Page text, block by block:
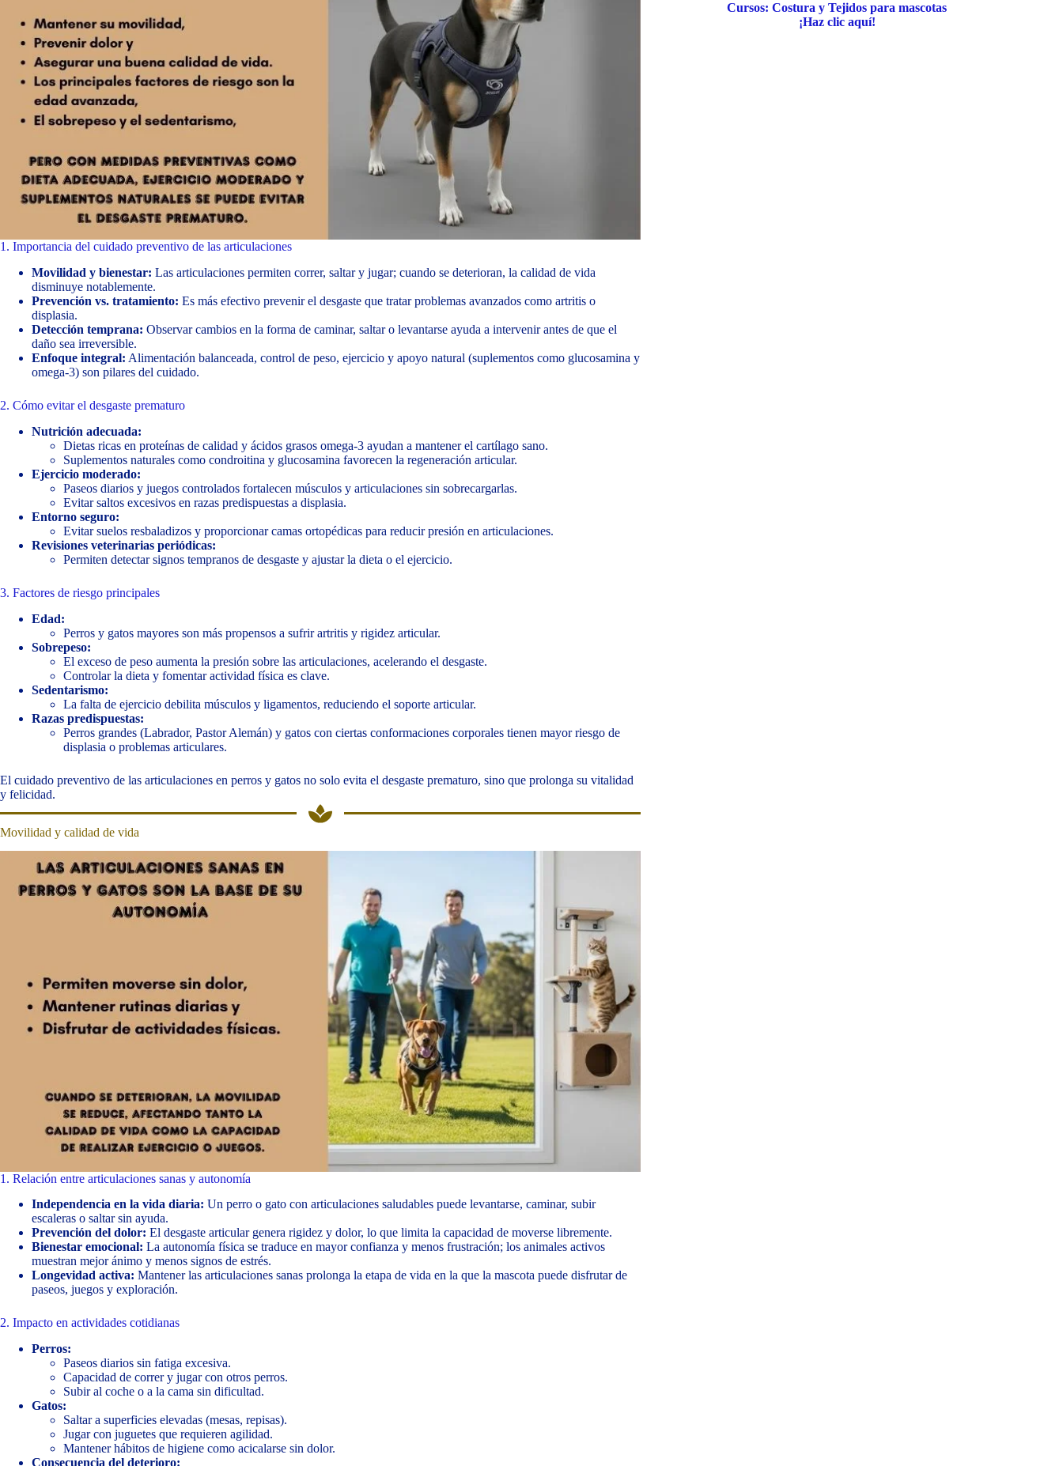
1. Importancia del cuidado preventivo de las articulaciones
Movilidad y bienestar: Las articulaciones permiten correr, saltar y jugar; cuando se deterioran, la calidad de vida
disminuye notablemente.
Prevención vs. tratamiento: Es más efectivo prevenir el desgaste que tratar problemas avanzados como artritis o
displasia.
Detección temprana: Observar cambios en la forma de caminar, saltar o levantarse ayuda a intervenir antes de que el
daño sea irreversible.
Enfoque integral: Alimentación balanceada, control de peso, ejercicio y apoyo natural (suplementos como glucosamina y
omega-3) son pilares del cuidado.
2. Cómo evitar el desgaste prematuro
Nutrición adecuada:
Dietas ricas en proteínas de calidad y ácidos grasos omega-3 ayudan a mantener el cartílago sano.
Suplementos naturales como condroitina y glucosamina favorecen la regeneración articular.
Ejercicio moderado:
Paseos diarios y juegos controlados fortalecen músculos y articulaciones sin sobrecargarlas.
Evitar saltos excesivos en razas predispuestas a displasia.
Entorno seguro:
Evitar suelos resbaladizos y proporcionar camas ortopédicas para reducir presión en articulaciones.
Revisiones veterinarias periódicas:
Permiten detectar signos tempranos de desgaste y ajustar la dieta o el ejercicio.
3. Factores de riesgo principales
Edad:
Perros y gatos mayores son más propensos a sufrir artritis y rigidez articular.
Sobrepeso:
El exceso de peso aumenta la presión sobre las articulaciones, acelerando el desgaste.
Controlar la dieta y fomentar actividad física es clave.
Sedentarismo:
La falta de ejercicio debilita músculos y ligamentos, reduciendo el soporte articular.
Razas predispuestas:
Perros grandes (Labrador, Pastor Alemán) y gatos con ciertas conformaciones corporales tienen mayor riesgo de
displasia o problemas articulares.
El cuidado preventivo de las articulaciones en perros y gatos no solo evita el desgaste prematuro, sino que prolonga su vitalidad
y felicidad.
Movilidad y calidad de vida
1. Relación entre articulaciones sanas y autonomía
Independencia en la vida diaria: Un perro o gato con articulaciones saludables puede levantarse, caminar, subir
escaleras o saltar sin ayuda.
Prevención del dolor: El desgaste articular genera rigidez y dolor, lo que limita la capacidad de moverse libremente.
Bienestar emocional: La autonomía física se traduce en mayor confianza y menos frustración; los animales activos
muestran mejor ánimo y menos signos de estrés.
Longevidad activa: Mantener las articulaciones sanas prolonga la etapa de vida en la que la mascota puede disfrutar de
paseos, juegos y exploración.
2. Impacto en actividades cotidianas
Perros:
Paseos diarios sin fatiga excesiva.
Capacidad de correr y jugar con otros perros.
Subir al coche o a la cama sin dificultad.
Gatos:
Saltar a superficies elevadas (mesas, repisas).
Jugar con juguetes que requieren agilidad.
Mantener hábitos de higiene como acicalarse sin dolor.
Consecuencia del deterioro:
Cursos: Costura y Tejidos para mascotas
¡Haz clic aquí!